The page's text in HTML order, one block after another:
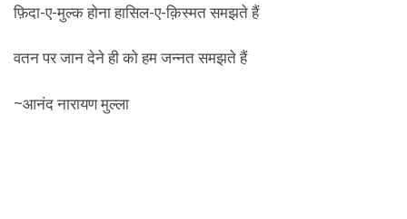
फ़िदा-ए-मुल्क होना हासिल-ए-क़िस्मत समझते हैं
वतन पर जान देने ही को हम जन्नत समझते हैं
~आनंद नारायण मुल्ला